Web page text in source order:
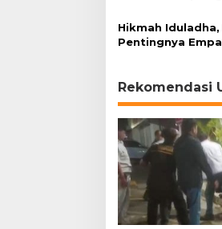
Hikmah
Pentingnya
Rekomendasi